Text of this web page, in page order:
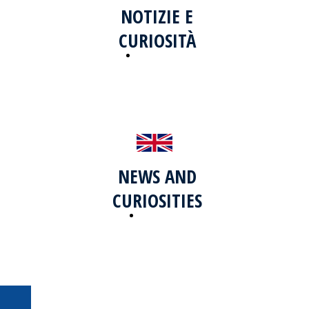
NEWS AND
CURIOSITIES
NOTIZIE E
CURIOSITÀ